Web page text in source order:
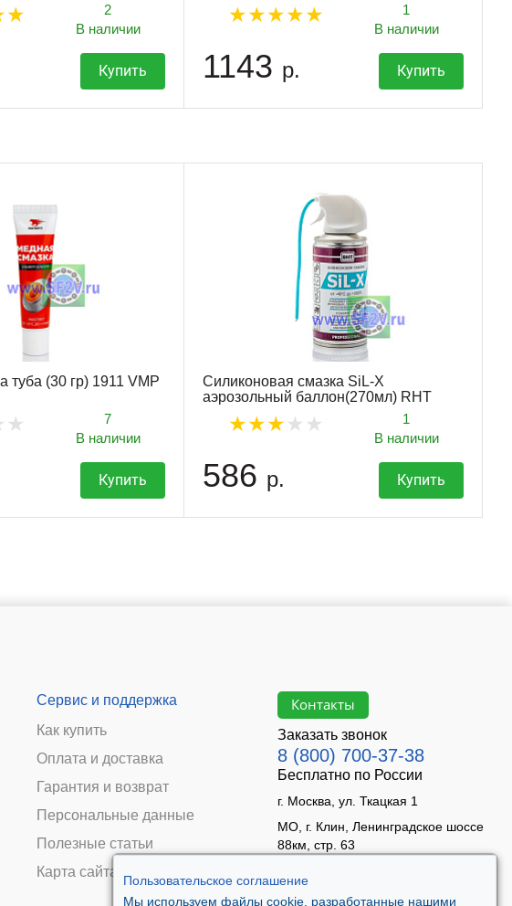
Пользовательское соглашение
Мы используем файлы cookie, разработанные нашими
2
В наличии
Купить
1
В наличии
1143 р. Купить
туба (30 гр) 1911 VMP
7
В наличии
Купить
Силиконовая смазка SiL-X
аэрозольный баллон(270мл) RHT
1
В наличии
586 р. Купить
Сервис и поддержка
Как купить
Оплата и доставка
Гарантия и возврат
Персональные данные
Полезные статьи
Карта сайта
Контакты
Заказать звонок
8 (800) 700-37-38
Бесплатно по России
г. Москва, ул. Ткацкая 1
МО, г. Клин, Ленинградское шоссе
88км, стр. 63